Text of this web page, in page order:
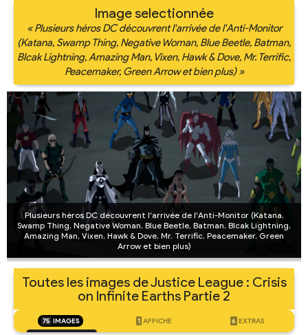
Image selectionnée
« Plusieurs héros DC découvrent l'arrivée de l'Anti-Monitor
(Katana, Swamp Thing, Negative Woman, Blue Beetle, Batman,
Blcak Lightning, Amazing Man, Vixen, Hawk & Dove, Mr. Terrific,
Peacemaker, Green Arrow et bien plus) »
Plusieurs héros DC découvrent l'arrivée de l'Anti-Monitor (Katana,
Swamp Thing, Negative Woman, Blue Beetle, Batman, Blcak Lightning,
Amazing Man, Vixen, Hawk & Dove, Mr. Terrific, Peacemaker, Green
Arrow et bien plus)
Toutes les images de Justice League : Crisis
on Infinite Earths Partie 2
75 IMAGES 1 AFFICHE 6 EXTRAS